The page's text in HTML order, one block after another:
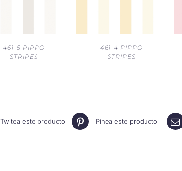
461-5 PIPPO
STRIPES
461-4 PIPPO
STRIPES
Twitea este producto Pinea este producto